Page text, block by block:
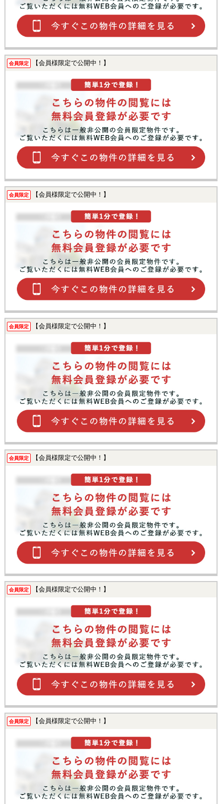
会員限定 【会員様限定で公開中！】
会員限定 【会員様限定で公開中！】
会員限定 【会員様限定で公開中！】
会員限定 【会員様限定で公開中！】
会員限定 【会員様限定で公開中！】
会員限定 【会員様限定で公開中！】